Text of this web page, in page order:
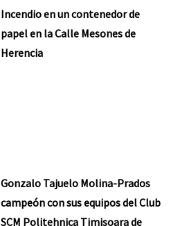
Incendio en un contenedor de
papel en la Calle Mesones de
Herencia
Gonzalo Tajuelo Molina-Prados
campeón con sus equipos del Club
SCM Politehnica Timisoara de